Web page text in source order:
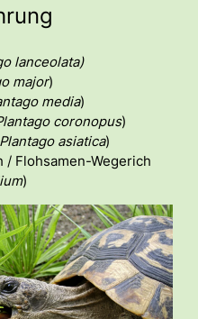
lanceolata)
major)
media)
coronopus)
Plantago asiatica)
/ Flohsamen-Wegerich
)